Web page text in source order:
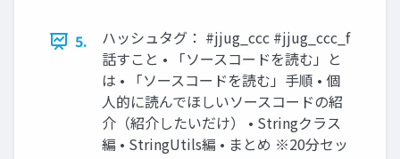
5.
ハッシュタグ： #jjug_ccc #jjug_ccc_f
話すこと • 「ソースコードを読む」と
は • 「ソースコードを読む」手順 • 個
人的に読んでほしいソースコードの紹
介（紹介したいだけ） • Stringクラス
編 • StringUtils編 • まとめ ※20分セッ